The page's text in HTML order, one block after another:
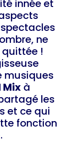
innée et
ne
!
musiques
Mix à
les
et ce qui
fonction